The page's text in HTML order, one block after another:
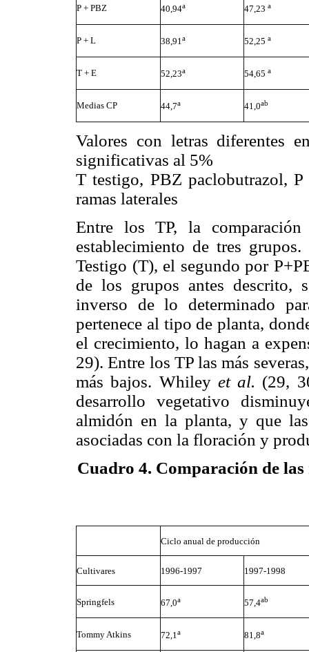
P + PBZ 40,94a 47,23 a
P + L 38,91a 52,25 a
T + E 52,23a 54,65 a
Medias CP 44,7a 41,0ab
Valores con letras diferentes
significativas al 5%
T testigo, PBZ paclobutrazol, P
ramas laterales
Entre los TP, la
establecimiento de tres
Testigo (T), el segundo por
de los grupos antes descrito,
inverso de lo determinado
pertenece al tipo de planta,
el crecimiento, lo hagan a
29). Entre los TP las más
más bajos. Whiley et al. (29,
desarrollo vegetativo
almidón en la planta, y que
asociadas con la floración y
Cuadro 4. Comparación de
Ciclo anual de producción
Cultivares 1996-1997 1997-1998
Springfels 67,0a 57,4ab
Tommy Atkins 72,1 a 81,8a